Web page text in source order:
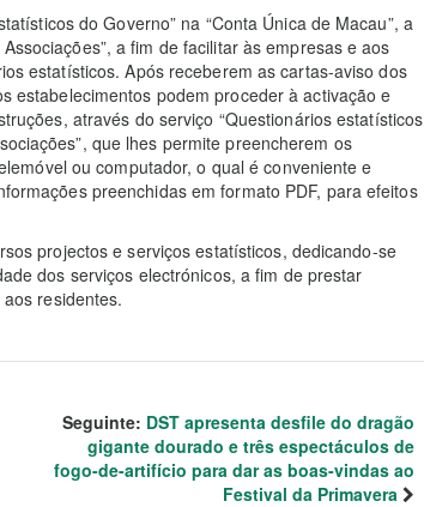
do Governo” na “Conta Única de Macau”, a
a fim de facilitar às empresas e aos
estatísticos. Após receberem as cartas-aviso dos
estabelecimentos podem proceder à activação e
através do serviço “Questionários estatísticos
que lhes permite preencherem os
ou computador, o qual é conveniente e
preenchidas em formato PDF, para efeitos
projectos e serviços estatísticos, dedicando-se
dos serviços electrónicos, a fim de prestar
residentes.
Seguinte: DST apresenta desfile do dragão
gigante dourado e três espectáculos de
fogo-de-artifício para dar as boas-vindas ao
Festival da Primavera